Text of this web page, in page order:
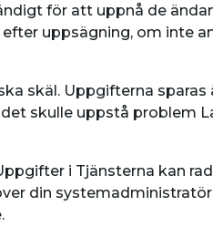
för att uppnå de
uppsägning, om inte
skäl. Uppgifterna sparas
skulle uppstå problem
i Tjänsterna kan
din